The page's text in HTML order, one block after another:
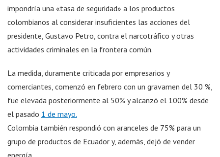
impondría una «tasa de seguridad» a los productos
colombianos al considerar insuficientes las acciones del
presidente, Gustavo Petro, contra el narcotráfico y otras
actividades criminales en la frontera común.
La medida, duramente criticada por empresarios y
comerciantes, comenzó en febrero con un gravamen del 30 %,
fue elevada posteriormente al 50% y alcanzó el 100% desde
el pasado 1 de mayo.
Colombia también respondió con aranceles de 75% para un
grupo de productos de Ecuador y, además, dejó de vender
energía.